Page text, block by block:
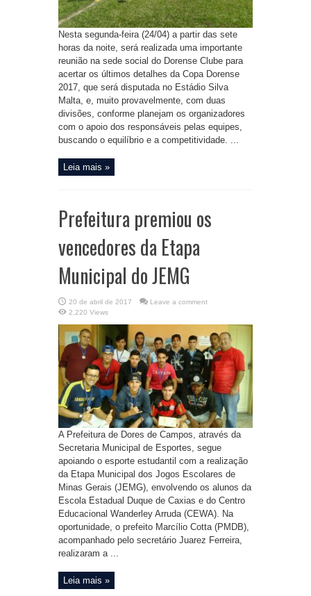
Nesta segunda-feira (24/04) a partir das sete
horas da noite, será realizada uma importante
reunião na sede social do Dorense Clube para
acertar os últimos detalhes da Copa Dorense
2017, que será disputada no Estádio Silva
Malta, e, muito provavelmente, com duas
divisões, conforme planejam os organizadores
com o apoio dos responsáveis pelas equipes,
buscando o equilíbrio e a competitividade. ...
Leia mais »
Prefeitura premiou os
vencedores da Etapa
Municipal do JEMG
20 de abril de 2017
Leave a comment
2,220 Views
A Prefeitura de Dores de Campos, através da
Secretaria Municipal de Esportes, segue
apoiando o esporte estudantil com a realização
da Etapa Municipal dos Jogos Escolares de
Minas Gerais (JEMG), envolvendo os alunos da
Escola Estadual Duque de Caxias e do Centro
Educacional Wanderley Arruda (CEWA). Na
oportunidade, o prefeito Marcílio Cotta (PMDB),
acompanhado pelo secretário Juarez Ferreira,
realizaram a ...
Leia mais »